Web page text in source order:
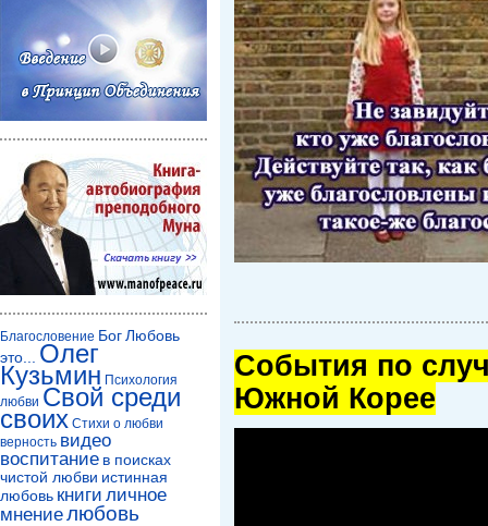
Cобытия по
Южной Корее
Благословение БогЛюбовь
это...
Олег
Кузьмин Психология
любви Свой среди
своих Стихи о любви
верность видео
воспитание в поисках
чистой любви истинная
любовь книги личное
мнениелюбовь